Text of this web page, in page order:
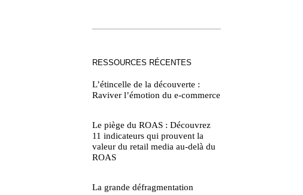
RESSOURCES RÉCENTES
L’étincelle de la découverte :
Raviver l’émotion du e-commerce
Le piège du ROAS : Découvrez
11 indicateurs qui prouvent la
valeur du retail media au-delà du
ROAS
La grande défragmentation